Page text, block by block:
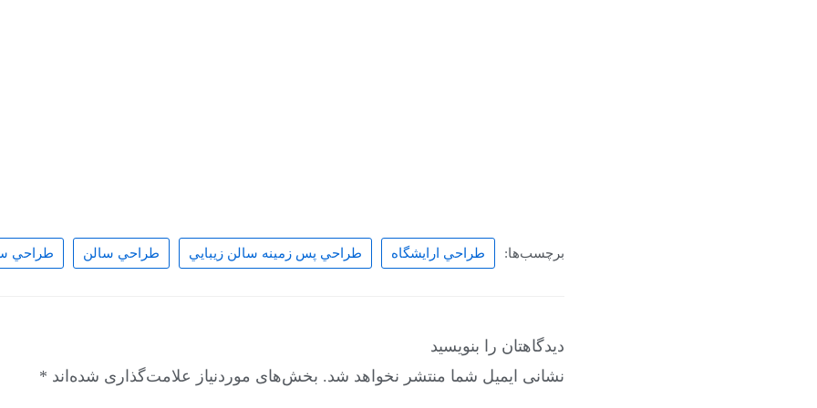
برچسب‌ها: طراحي ارايشگاه طراحي پس زمينه سالن زيبايي طراحي سالن طراحي
دیدگاهتان را بنویسید
نشانی ایمیل شما منتشر نخواهد شد. بخش‌های موردنیاز علامت‌گذاری شده‌اند *